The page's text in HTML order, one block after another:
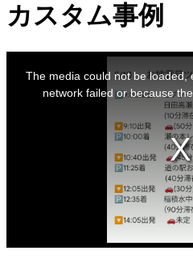
カスタム事例
The media could not be loaded,
network failed or because